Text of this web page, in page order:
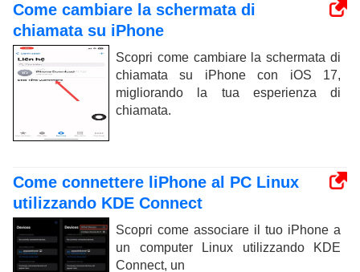
Come cambiare la schermata di
chiamata su iPhone
Scopri come cambiare la schermata di
chiamata su iPhone con iOS 17,
migliorando la tua esperienza di
chiamata.
Come connettere liPhone al PC Linux
utilizzando KDE Connect
Scopri come associare il tuo iPhone a
un computer Linux utilizzando KDE
Connect, un